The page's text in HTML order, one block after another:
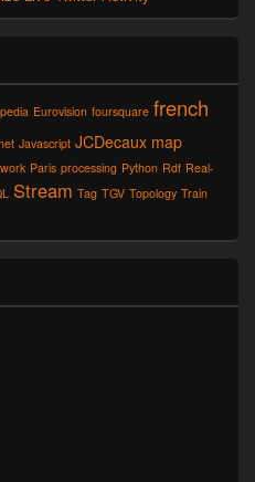
Eurovision foursquare french
Javascript JCDecaux map
Paris processing Python Rdf Real-
Stream Tag TGV Topology Train